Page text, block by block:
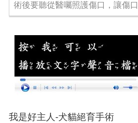
術後要聽從醫囑照護傷口，讓傷
我是好主人-犬貓絕育手術